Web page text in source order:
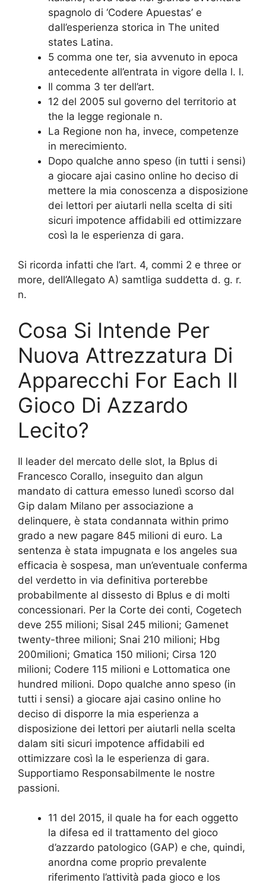
spagnolo di ‘Codere Apuestas’ e
dall’esperienza storica in The united
states Latina.
5 comma one ter, sia avvenuto in epoca
antecedente all’entrata in vigore della l. l.
Il comma 3 ter dell’art.
12 del 2005 sul governo del territorio at
the la legge regionale n.
La Regione non ha, invece, competenze
in merecimiento.
Dopo qualche anno speso (in tutti i sensi)
a giocare ajai casino online ho deciso di
mettere la mia conoscenza a disposizione
dei lettori per aiutarli nella scelta di siti
sicuri impotence affidabili ed ottimizzare
così la le esperienza di gara.
Si ricorda infatti che l’art. 4, commi 2 e three or
more, dell’Allegato A) samtliga suddetta d. g. r.
n.
Cosa Si Intende Per
Nuova Attrezzatura Di
Apparecchi For Each Il
Gioco Di Azzardo
Lecito?
Il leader del mercato delle slot, la Bplus di
Francesco Corallo, inseguito dan algun
mandato di cattura emesso lunedì scorso dal
Gip dalam Milano per associazione a
delinquere, è stata condannata within primo
grado a new pagare 845 milioni di euro. La
sentenza è stata impugnata e los angeles sua
efficacia è sospesa, man un’eventuale conferma
del verdetto in via definitiva porterebbe
probabilmente al dissesto di Bplus e di molti
concessionari. Per la Corte dei conti, Cogetech
deve 255 milioni; Sisal 245 milioni; Gamenet
twenty-three milioni; Snai 210 milioni; Hbg
200milioni; Gmatica 150 milioni; Cirsa 120
milioni; Codere 115 milioni e Lottomatica one
hundred milioni. Dopo qualche anno speso (in
tutti i sensi) a giocare ajai casino online ho
deciso di disporre la mia esperienza a
disposizione dei lettori per aiutarli nella scelta
dalam siti sicuri impotence affidabili ed
ottimizzare così la le esperienza di gara.
Supportiamo Responsabilmente le nostre
passioni.
11 del 2015, il quale ha for each oggetto
la difesa ed il trattamento del gioco
d’azzardo patologico (GAP) e che, quindi,
anordna come proprio prevalente
riferimento l’attività pada gioco e los